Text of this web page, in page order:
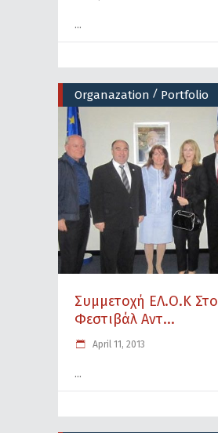
Organazation / Portfolio
Συμμετοχή ΕΛ.Ο.Κ Στο
Φεστιβάλ Αντ...
April 11, 2013